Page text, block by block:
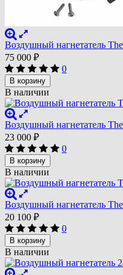
Воздушный нагнетатель
75 000 ₽
0
В корзину
В наличии
Воздушный нагнетатель
23 000 ₽
0
В корзину
В наличии
Воздушный нагнетатель
20 100 ₽
0
В корзину
В наличии